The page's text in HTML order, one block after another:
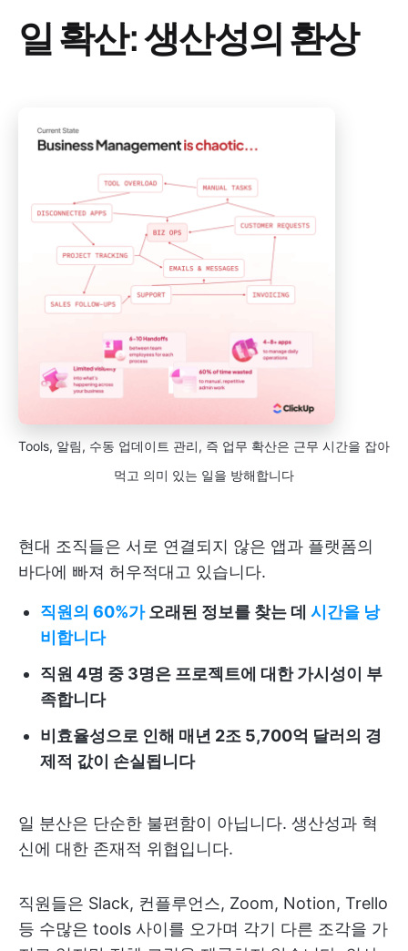
일 확산: 생산성의 환상
Tools, 알림, 수동 업데이트 관리, 즉 업무 확산은 근무 시간을 잡아
먹고 의미 있는 일을 방해합니다
현대 조직들은 서로 연결되지 않은 앱과 플랫폼의
바다에 빠져 허우적대고 있습니다.
직원의 60%가오래된 정보를 찾는 데 시간을 낭
비합니다
직원 4명 중 3명은 프로젝트에 대한 가시성이 부
족합니다
비효율성으로 인해 매년 2조 5,700억 달러의 경
제적 값이 손실됩니다
일 분산은 단순한 불편함이 아닙니다. 생산성과 혁
신에 대한 존재적 위협입니다.
직원들은 Slack, 컨플루언스, Zoom, Notion, Trello
등 수많은 tools 사이를 오가며 각기 다른 조각을 가